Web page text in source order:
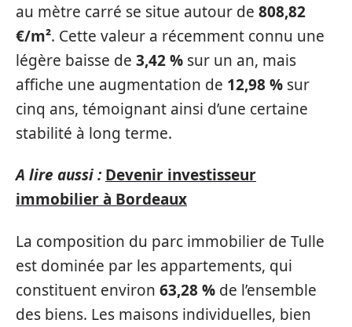
au mètre carré se situe autour de 808,82
€/m². Cette valeur a récemment connu une
légère baisse de 3,42 % sur un an, mais
affiche une augmentation de 12,98 % sur
cinq ans, témoignant ainsi d’une certaine
stabilité à long terme.
A lire aussi : Devenir investisseur
immobilier à Bordeaux
La composition du parc immobilier de Tulle
est dominée par les appartements, qui
constituent environ 63,28 % de l’ensemble
des biens. Les maisons individuelles, bien